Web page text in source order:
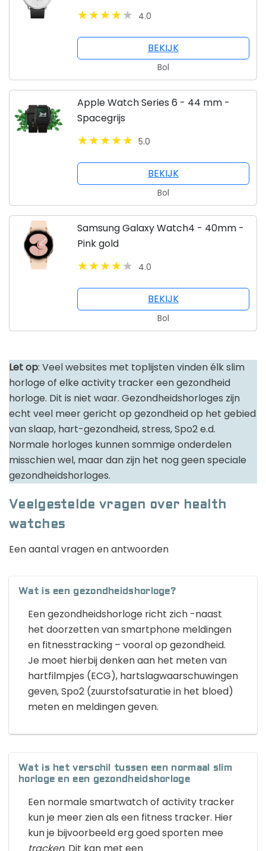
4.0
BEKIJK
Bol
Apple Watch Series 6 - 44 mm -
Spacegrijs
5.0
BEKIJK
Bol
Samsung Galaxy Watch4 - 40mm -
Pink gold
4.0
BEKIJK
Bol
Let op: Veel websites met toplijsten vinden élk slim
horloge of elke activity tracker een gezondheid
horloge. Dit is niet waar. Gezondheidshorloges zijn
echt veel meer gericht op gezondheid op het gebied
van slaap, hart-gezondheid, stress, Spo2 e.d.
Normale horloges kunnen sommige onderdelen
misschien wel, maar dan zijn het nog geen speciale
gezondheidshorloges.
Veelgestelde vragen over health
watches
Een aantal vragen en antwoorden
Wat is een gezondheidshorloge?
Een gezondheidshorloge richt zich -naast
het doorzetten van smartphone meldingen
en fitnesstracking – vooral op gezondheid.
Je moet hierbij denken aan het meten van
hartfilmpjes (ECG), hartslagwaarschuwingen
geven, Spo2 (zuurstofsaturatie in het bloed)
meten en meldingen geven.
Wat is het verschil tussen een normaal slim
horloge en een gezondheidshorloge
Een normale smartwatch of activity tracker
kun je meer zien als een fitness tracker. Hier
kun je bijvoorbeeld erg goed sporten mee